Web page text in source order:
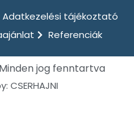
Adatkezelési tájékoztató
Referenciák
jog fenntartva
CSERHAJNI